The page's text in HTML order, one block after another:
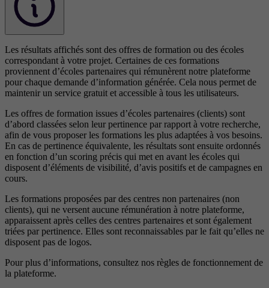
Les résultats affichés sont des offres de formation ou des écoles
correspondant à votre projet. Certaines de ces formations
proviennent d’écoles partenaires qui rémunèrent notre plateforme
pour chaque demande d’information générée. Cela nous permet de
maintenir un service gratuit et accessible à tous les utilisateurs.
Les offres de formation issues d’écoles partenaires (clients) sont
d’abord classées selon leur pertinence par rapport à votre recherche,
afin de vous proposer les formations les plus adaptées à vos besoins.
En cas de pertinence équivalente, les résultats sont ensuite ordonnés
en fonction d’un scoring précis qui met en avant les écoles qui
disposent d’éléments de visibilité, d’avis positifs et de campagnes en
cours.
Les formations proposées par des centres non partenaires (non
clients), qui ne versent aucune rémunération à notre plateforme,
apparaissent après celles des centres partenaires et sont également
triées par pertinence. Elles sont reconnaissables par le fait qu’elles ne
disposent pas de logos.
Pour plus d’informations, consultez nos règles de fonctionnement de
la plateforme.